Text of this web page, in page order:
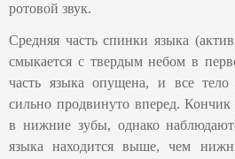
ротовой звук.
Средняя часть спинки языка
смыкается с твердым небом в
часть языка опущена, и все
сильно продвинуто вперед.
в нижние зубы, однако
языка находится выше, чем